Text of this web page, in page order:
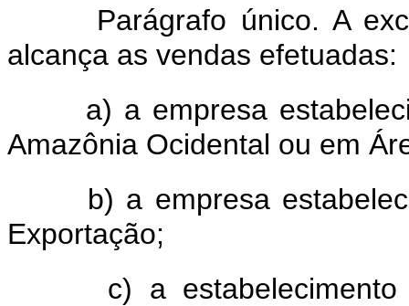
Parágrafo único. A
alcança as vendas efetuadas:
a) a empresa
Amazônia Ocidental ou em
b) a empresa
Exportação;
c) a